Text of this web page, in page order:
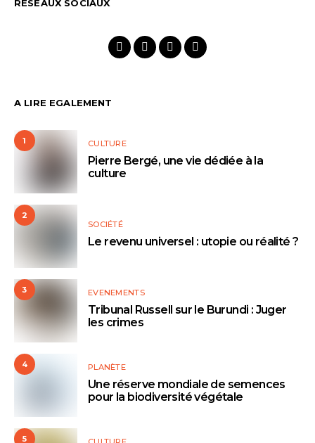
RÉSEAUX SOCIAUX
A LIRE EGALEMENT
1 CULTURE
Pierre Bergé, une vie dédiée à la
culture
2
SOCIÉTÉ
Le revenu universel : utopie ou réalité ?
3 EVENEMENTS
Tribunal Russell sur le Burundi : Juger
les crimes
4 PLANÈTE
Une réserve mondiale de semences
pour la biodiversité végétale
5